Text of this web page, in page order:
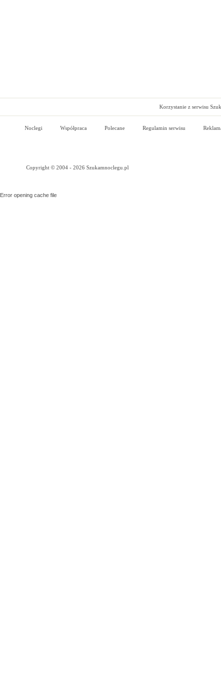
Korzystanie z serwisu
Noclegi Współpraca Polecane Regulamin serwisu
Copyright © 2004 - 2026 Szukamnoclegu.pl
Error opening cache file